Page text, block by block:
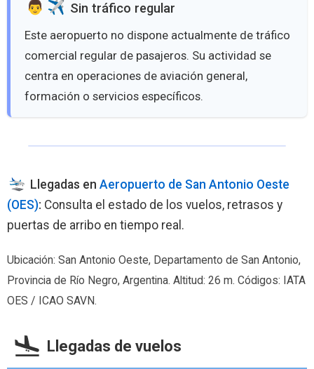
️ Sin tráfico regular
Este aeropuerto no dispone actualmente de tráfico
comercial regular de pasajeros. Su actividad se
centra en operaciones de aviación general,
formación o servicios específicos.
Llegadas en Aeropuerto de San Antonio Oeste
(OES): Consulta el estado de los vuelos, retrasos y
puertas de arribo en tiempo real.
Ubicación: San Antonio Oeste, Departamento de San Antonio,
Provincia de Río Negro, Argentina. Altitud: 26 m. Códigos: IATA
OES / ICAO SAVN.
Llegadas de vuelos